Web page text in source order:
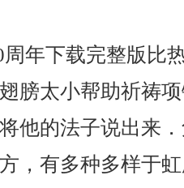
年下载完整版比
膀太小帮助祈祷
他的法子说出来
，有多种多样于